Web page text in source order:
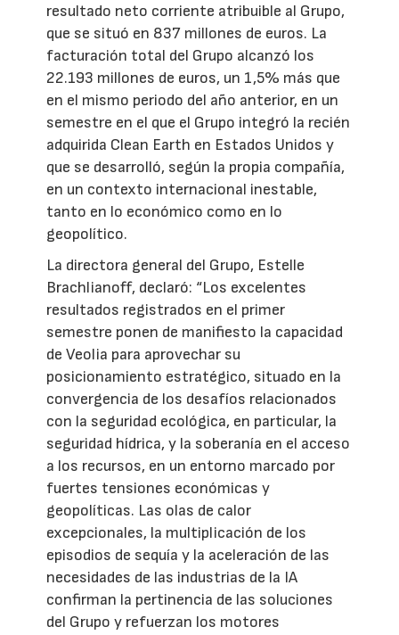
resultado neto corriente atribuible al Grupo,
que se situó en 837 millones de euros. La
facturación total del Grupo alcanzó los
22.193 millones de euros, un 1,5% más que
en el mismo periodo del año anterior, en un
semestre en el que el Grupo integró la recién
adquirida Clean Earth en Estados Unidos y
que se desarrolló, según la propia compañía,
en un contexto internacional inestable,
tanto en lo económico como en lo
geopolítico.
La directora general del Grupo, Estelle
Brachlianoff, declaró: “Los excelentes
resultados registrados en el primer
semestre ponen de manifiesto la capacidad
de Veolia para aprovechar su
posicionamiento estratégico, situado en la
convergencia de los desafíos relacionados
con la seguridad ecológica, en particular, la
seguridad hídrica, y la soberanía en el acceso
a los recursos, en un entorno marcado por
fuertes tensiones económicas y
geopolíticas. Las olas de calor
excepcionales, la multiplicación de los
episodios de sequía y la aceleración de las
necesidades de las industrias de la IA
confirman la pertinencia de las soluciones
del Grupo y refuerzan los motores